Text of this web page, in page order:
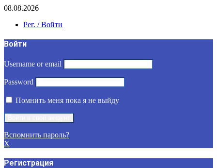
08.08.2026
Рег. / Войти
Войти
Username or email
Password
Помнить меня пока я не выйду
Вспомнить пароль?
X
Регистрация